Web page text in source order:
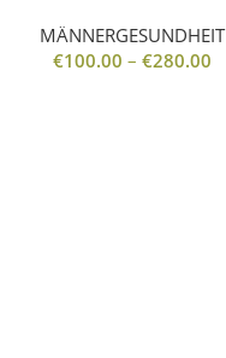
MÄNNERGESUNDHEIT
€100.00 – €280.00